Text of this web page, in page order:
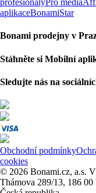
profesionályPro média
aplikaceBonamiStar
Bonami prodejny v
Stáhněte si Mobilní
Sledujte nás na
Obchodní podmínky
cookies
© 2026 Bonami.cz, a.s.
Thámova 289/13, 186 00